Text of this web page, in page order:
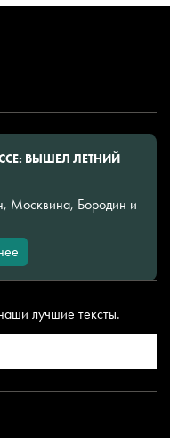
ВЫШЕЛ ЛЕТНИЙ
Москвина, Бородин и
лучшие тексты.